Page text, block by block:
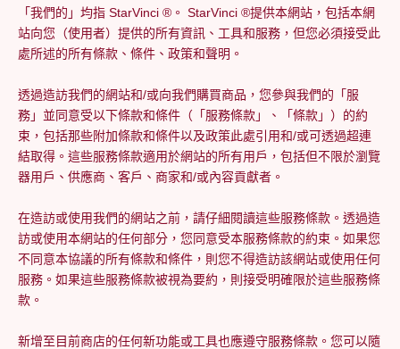
「我們的」均指 StarVinci ®。 StarVinci ®提供本網站，包括本網
站向您（使用者）提供的所有資訊、工具和服務，但您必須接受此
處所述的所有條款、條件、政策和聲明。
透過造訪我們的網站和/或向我們購買商品，您參與我們的「服
務」並同意受以下條款和條件（「服務條款」、「條款」）的約
束，包括那些附加條款和條件以及政策此處引用和/或可透過超連
結取得。這些服務條款適用於網站的所有用戶，包括但不限於瀏覽
器用戶、供應商、客戶、商家和/或內容貢獻者。
在造訪或使用我們的網站之前，請仔細閱讀這些服務條款。透過造
訪或使用本網站的任何部分，您同意受本服務條款的約束。如果您
不同意本協議的所有條款和條件，則您不得造訪該網站或使用任何
服務。如果這些服務條款被視為要約，則接受明確限於這些服務條
款。
新增至目前商店的任何新功能或工具也應遵守服務條款。您可以隨